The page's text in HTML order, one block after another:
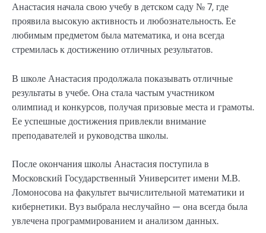
Анастасия начала свою учебу в детском саду № 7, где
проявила высокую активность и любознательность. Ее
любимым предметом была математика, и она всегда
стремилась к достижению отличных результатов.
В школе Анастасия продолжала показывать отличные
результаты в учебе. Она стала частым участником
олимпиад и конкурсов, получая призовые места и грамоты.
Ее успешные достижения привлекли внимание
преподавателей и руководства школы.
После окончания школы Анастасия поступила в
Московский Государственный Университет имени М.В.
Ломоносова на факультет вычислительной математики и
кибернетики. Вуз выбрала неслучайно — она всегда была
увлечена программированием и анализом данных.